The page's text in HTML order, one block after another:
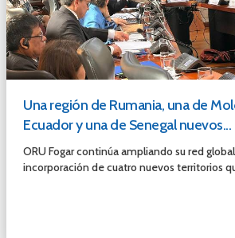
Una región de Rumania, una de
Ecuador y una de Senegal nuevos...
ORU Fogar continúa ampliando su red
incorporación de cuatro nuevos territorios